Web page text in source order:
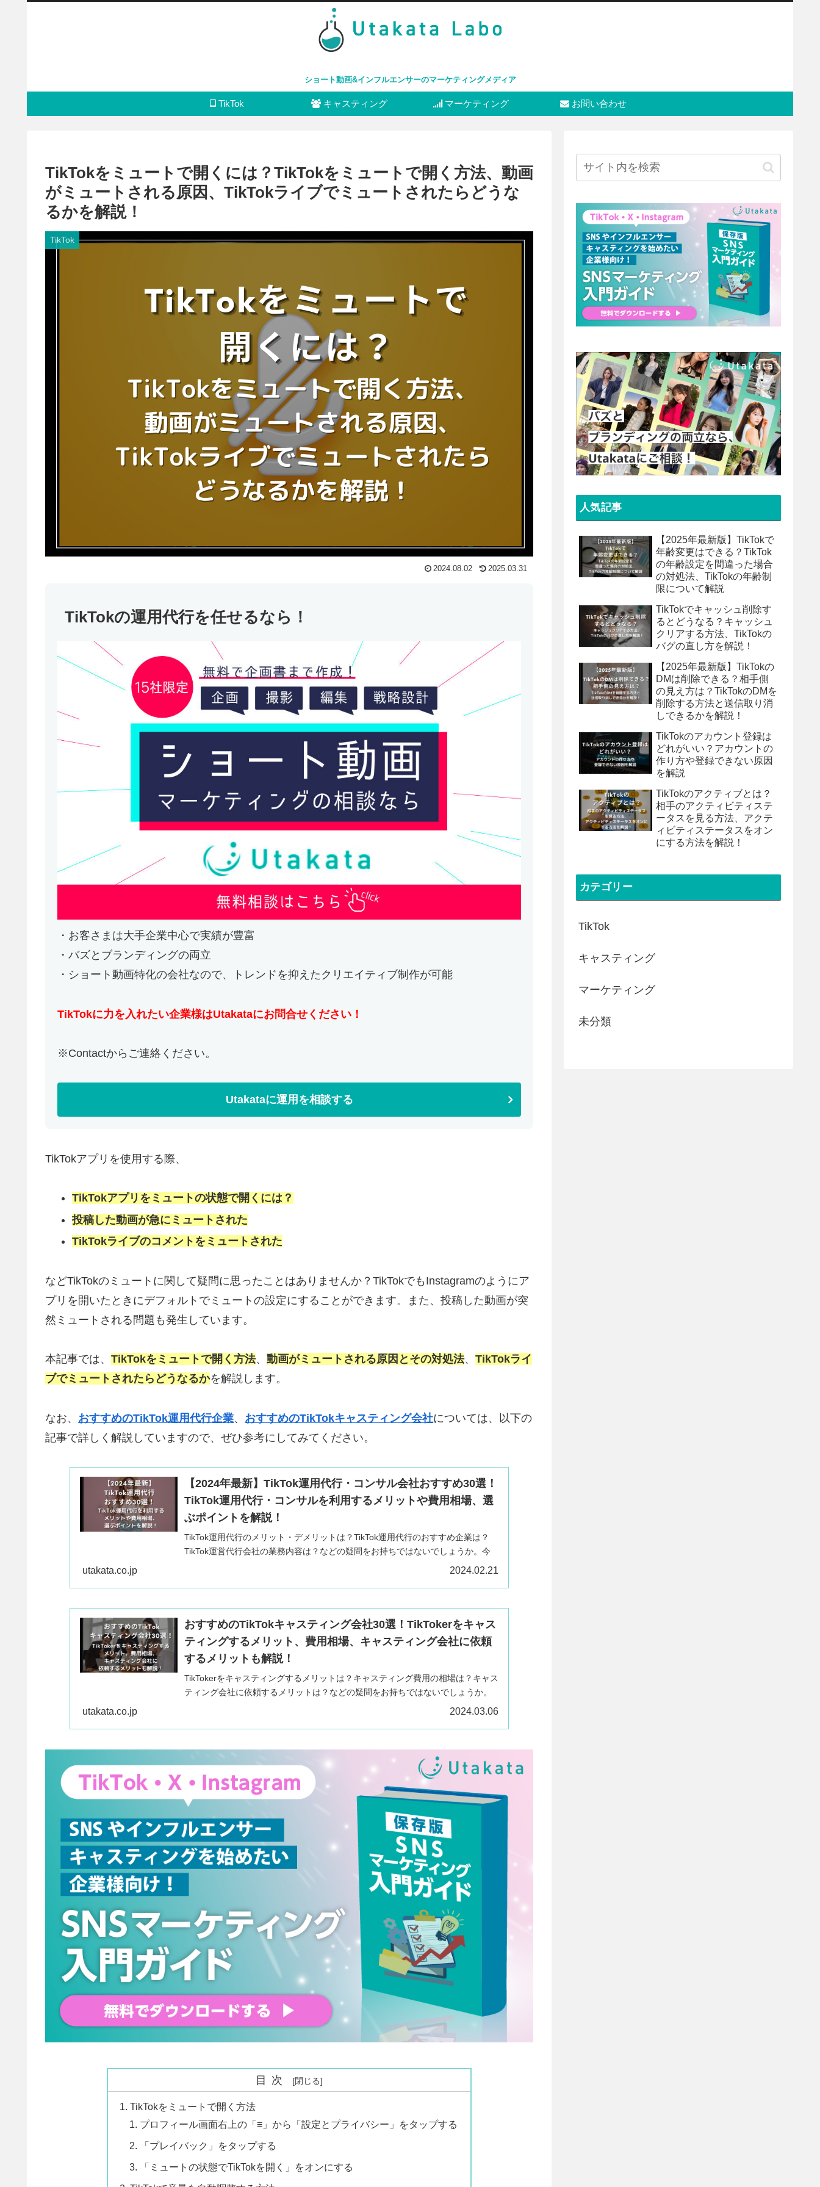
ショート動画&インフルエンサーのマーケティングメディア
TikTok キャスティング マーケティング お問い合わせ
TikTokをミュートで開くには？TikTokをミュートで開く方法、動画
がミュートされる原因、TikTokライブでミュートされたらどうな
るかを解説！
TikTok
2024.08.02 2025.03.31
TikTokの運用代行を任せるなら！
・お客さまは大手企業中心で実績が豊富
・バズとブランディングの両立
・ショート動画特化の会社なので、トレンドを抑えたクリエイティブ制作が可能
TikTokに力を入れたい企業様はUtakataにお問合せください！
※Contactからご連絡ください。
Utakataに運用を相談する
TikTokアプリを使用する際、
TikTokアプリをミュートの状態で開くには？
投稿した動画が急にミュートされた
TikTokライブのコメントをミュートされた
などTikTokのミュートに関して疑問に思ったことはありませんか？TikTokでもInstagramのようにア
プリを開いたときにデフォルトでミュートの設定にすることができます。また、投稿した動画が突
然ミュートされる問題も発生しています。
本記事では、 TikTokをミュートで開く方法、 動画がミュートされる原因と その対処法、 TikTokライ
ブでミュートされたらどうなるかを解説します。
なお、 おすすめのTikTok運用代行企業、 おすすめのTikTokキャスティング会社については、以下の
記事で詳しく解説していますので、ぜひ参考にしてみてください。
【2024年最新】TikTok運用代行・コンサル会社おすすめ30選！
TikTok運用代行・コンサルを利用するメリットや費用相場、選
ぶポイントを解説！
TikTok運用代行のメリット・デメリットは？TikTok運用代行のおすすめ企業は？
TikTok運営代行会社の業務内容は？などの疑問をお持ちではないでしょうか。今
回はおすすめのTikTok運用代行企業11選をはじめ、TikTok運用代行を利用するメ
utakata.co.jp 2024.02.21
おすすめのTikTokキャスティング会社30選！TikTokerをキャス
ティングするメリット、費用相場、キャスティング会社に依頼
するメリットも解説！
TikTokerをキャスティングするメリットは？キャスティング費用の相場は？キャス
ティング会社に依頼するメリットは？などの疑問をお持ちではないでしょうか。
今回はTikTokerをキャスティングするメリットをはじめ、費用の相場やキャスティ
utakata.co.jp 2024.03.06
目次
TikTokをミュートで開く方法
プロフィール画面右上の「≡」から「設定とプライバシー」をタップする
「プレイバック」をタップする
「ミュートの状態でTikTokを開く」をオンにする
人気記事
【2025年最新版】TikTokで
年齢変更はできる？TikTok
の年齢設定を間違った場合
の対処法、TikTokの年齢制
限について解説
TikTokでキャッシュ削除す
るとどうなる？キャッシュ
クリアする方法、TikTokの
バグの直し方を解説！
【2025年最新版】TikTokの
DMは削除できる？相手側
の見え方は？TikTokのDMを
削除する方法と送信取り消
しできるかを解説！
TikTokのアカウント登録は
どれがいい？アカウントの
作り方や登録できない原因
を解説
TikTokのアクティブとは？
相手のアクティビティステ
ータスを見る方法、アクテ
ィビティステータスをオン
にする方法を解説！
カテゴリー
TikTok
キャスティング
マーケティング
未分類